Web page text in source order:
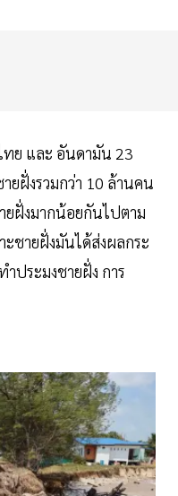
ทย และ อันดามัน 23
ยฝั่งรวมกว่า 10 ล้านคน
ฝั่งมากน้อยกันไปตาม
ชายฝั่งมันได้ส่งผลกระ
ประมงชายฝั่ง การ